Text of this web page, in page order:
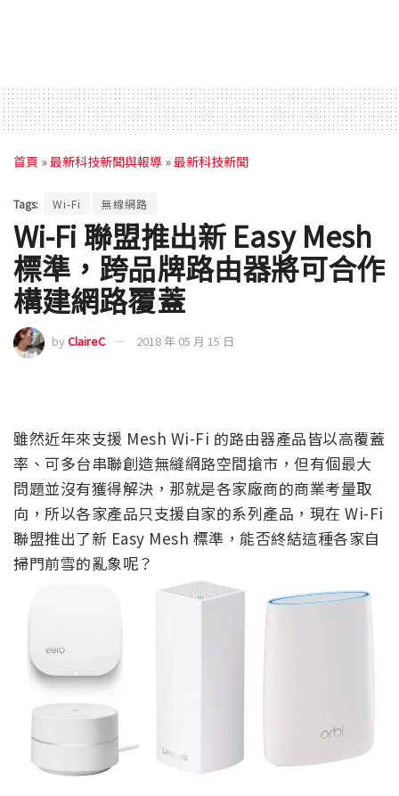
首頁 »最新科技新聞與報導 »最新科技新聞
Tags: Wi-Fi 無線網路
Wi-Fi 聯盟推出新 Easy Mesh
標準，跨品牌路由器將可合作
構建網路覆蓋
byClaireC 2018 年 05 月 15 日
雖然近年來支援 Mesh Wi-Fi 的路由器產品皆以高覆蓋
率、可多台串聯創造無縫網路空間搶市，但有個最大
問題並沒有獲得解決，那就是各家廠商的商業考量取
向，所以各家產品只支援自家的系列產品，現在 Wi-Fi
聯盟推出了新 Easy Mesh 標準，能否終結這種各家自
掃門前雪的亂象呢？